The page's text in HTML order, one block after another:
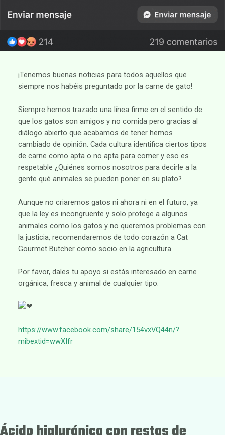
¡Tenemos buenas noticias para todos aquellos que
siempre nos habéis preguntado por la carne de gato!
Siempre hemos trazado una línea firme en el sentido de
que los gatos son amigos y no comida pero gracias al
diálogo abierto que acabamos de tener hemos
cambiado de opinión. Cada cultura identifica ciertos tipos
de carne como apta o no apta para comer y eso es
respetable ¿Quiénes somos nosotros para decirle a la
gente qué animales se pueden poner en su plato?
Aunque no criaremos gatos ni ahora ni en el futuro, ya
que la ley es incongruente y solo protege a algunos
animales como los gatos y no queremos problemas con
la justicia, recomendaremos de todo corazón a Cat
Gourmet Butcher como socio en la agricultura.
Por favor, dales tu apoyo si estás interesado en carne
orgánica, fresca y animal de cualquier tipo.
https://www.facebook.com/share/154vxVQ44n/?
mibextid=wwXIfr